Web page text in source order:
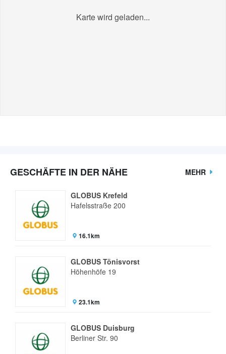
Karte wird geladen...
GESCHÄFTE IN DER NÄHE MEHR
GLOBUS Krefeld
Hafelsstraße 200
16.1km
GLOBUS Tönisvorst
Höhenhöfe 19
23.1km
GLOBUS Duisburg
Berliner Str. 90